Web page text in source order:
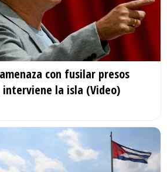
con fusilar presos
interviene la isla (Video)